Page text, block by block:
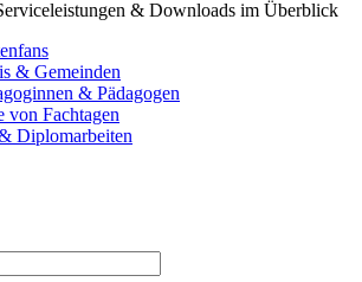
& Downloads im Überblick
& Gemeinden
& Pädagogen
von Fachtagen
Diplomarbeiten